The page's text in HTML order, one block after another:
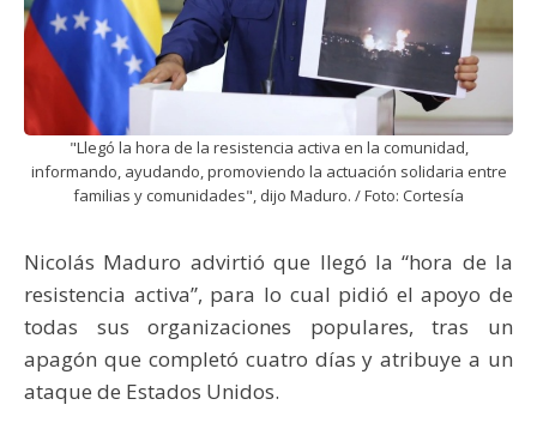
"Llegó la hora de la resistencia activa en la comunidad,
informando, ayudando, promoviendo la actuación solidaria entre
familias y comunidades", dijo Maduro. / Foto: Cortesía
Nicolás Maduro advirtió que llegó la “hora de la
resistencia activa”, para lo cual pidió el apoyo de
todas sus organizaciones populares, tras un
apagón que completó cuatro días y atribuye a un
ataque de Estados Unidos.